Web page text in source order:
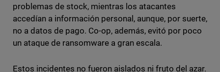
problemas de stock, mientras los atacantes
accedían a información personal, aunque, por suerte,
no a datos de pago. Co-op, además, evitó por poco
un ataque de ransomware a gran escala.
Estos incidentes no fueron aislados ni fruto del azar.